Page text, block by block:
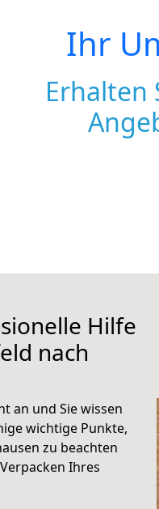
Ihr
Erhalten
Hilfe
nach
an und Sie wissen
wichtige Punkte,
zu beachten
Ihres